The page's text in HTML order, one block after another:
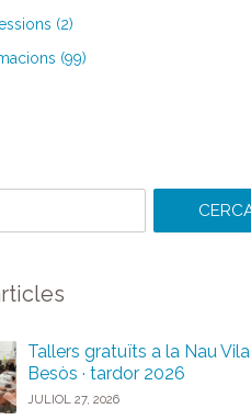
(2)
(99)
paraules:
Tallers gratuïts a la Nau Vila
Besòs · tardor 2026
JULIOL 27, 2026